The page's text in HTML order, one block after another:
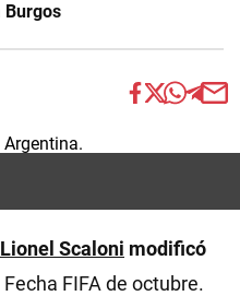
Burgos
Scaloni modificó
FIFA de octubre.